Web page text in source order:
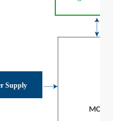
Supply